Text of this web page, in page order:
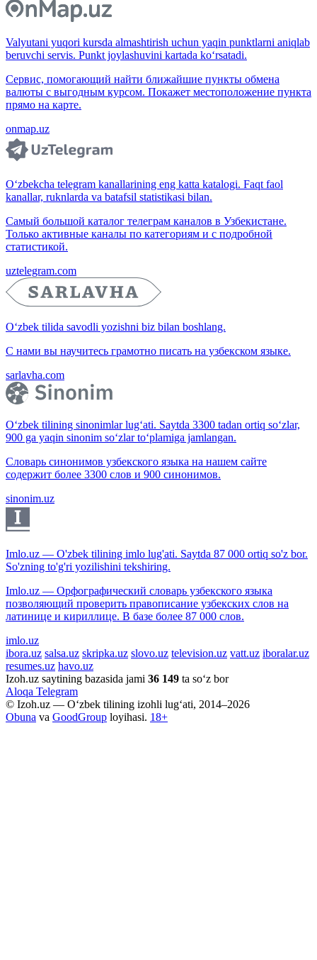
Valyutani yuqori kursda almashtirish uchun yaqin punktlarni aniqlab
beruvchi servis. Punkt joylashuvini kartada ko‘rsatadi.
Сервис, помогающий найти ближайшие пункты обмена
валюты с выгодным курсом. Покажет местоположение пункта
прямо на карте.
onmap.uz
O‘zbekcha telegram kanallarining eng katta katalogi. Faqt faol
kanallar, ruknlarda va batafsil statistikasi bilan.
Самый большой каталог телеграм каналов в Узбекистане.
Только активные каналы по категориям и с подробной
статистикой.
uztelegram.com
O‘zbek tilida savodli yozishni biz bilan boshlang.
С нами вы научитесь грамотно писать на узбекском языке.
sarlavha.com
O‘zbek tilining sinonimlar lug‘ati. Saytda 3300 tadan ortiq so‘zlar,
900 ga yaqin sinonim so‘zlar to‘plamiga jamlangan.
Словарь синонимов узбекского языка на нашем сайте
содержит более 3300 слов и 900 синонимов.
sinonim.uz
Imlo.uz — O'zbek tilining imlo lug'ati. Saytda 87 000 ortiq so'z bor.
So'zning to'g'ri yozilishini tekshiring.
Imlo.uz — Орфографический словарь узбекского языка
позволяющий проверить правописание узбекских слов на
латинице и кириллице. В базе более 87 000 слов.
imlo.uz
ibora.uz salsa.uz skripka.uz slovo.uz television.uz vatt.uz iboralar.uz
resumes.uz havo.uz
Izoh.uz saytining bazasida jami 36 149 ta so‘z bor
Aloqa Telegram
© Izoh.uz — O‘zbek tilining izohli lug‘ati, 2014–2026
Obuna va GoodGroup loyihasi. 18+